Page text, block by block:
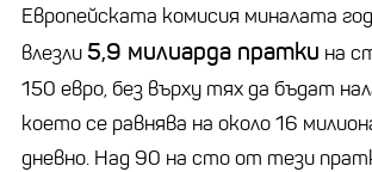
Европейската комисия миналата
влезли5,9 милиарда пратки на
150 евро, без върху тях да бъдат
което се равнява на около 16
дневно. Над 90 на сто от тези